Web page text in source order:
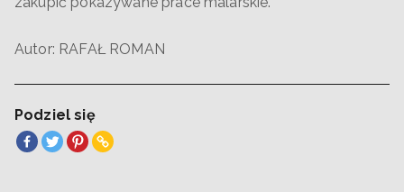
Autor: RAFAŁ ROMAN
Podziel się